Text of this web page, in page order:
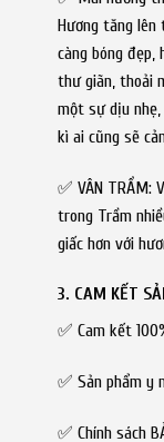
Hương tăng lên
càng bóng đẹp,
thư giãn, thoải
một sự dịu
kì ai cũng sẽ
✅ VÂN TRẦM:
trong Trầm
giấc hơn với
3. CAM KẾT
✅ Cam kết
✅ Sản phẩm y
✅ Chính sách